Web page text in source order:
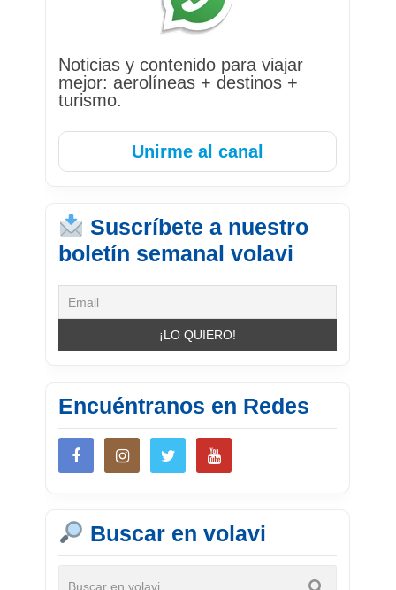
Noticias y contenido para viajar
mejor: aerolíneas + destinos +
turismo.
Unirme al canal
Suscríbete a nuestro
boletín semanal volavi
Encuéntranos en Redes
Buscar en volavi